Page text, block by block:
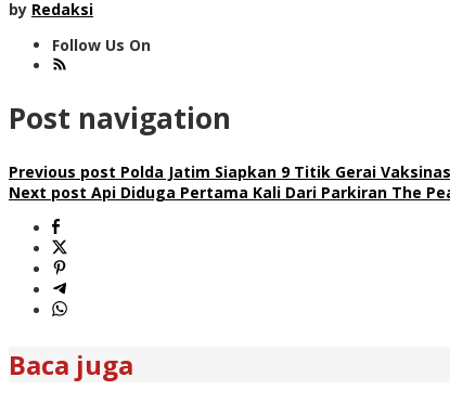
by Redaksi
Follow Us On
Post navigation
Previous post Polda Jatim Siapkan 9 Titik Gerai
Next post Api Diduga Pertama Kali Dari Parkiran The
Baca juga